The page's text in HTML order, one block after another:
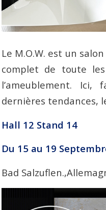
Le M.O.W. est un
complet de toute
l’ameublement.
dernières tendances,
Hall 12 Stand 14
Du 15 au 19
Bad